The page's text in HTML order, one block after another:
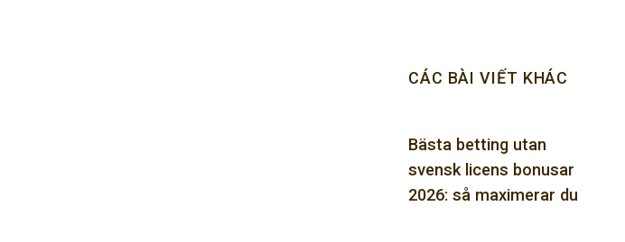
CÁC BÀI VIẾT KHÁC
Bästa betting utan
svensk licens bonusar
2026: så maximerar du